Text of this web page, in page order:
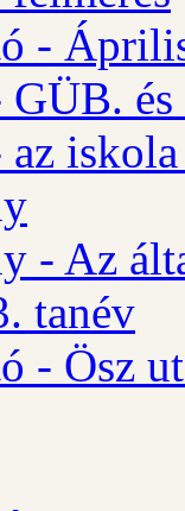
-
iskola
- Az
tanév
- Ösz